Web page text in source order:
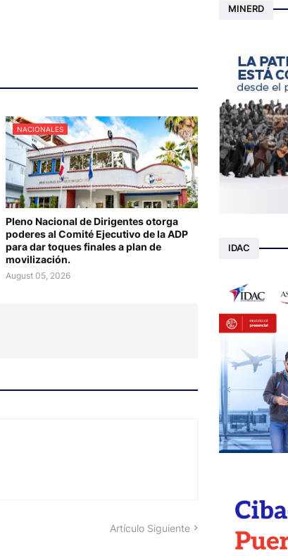
NACIONALES
Pleno Nacional de Dirigentes otorga
poderes al Comité Ejecutivo de la ADP
para dar toques finales a plan de
movilización.
August 05, 2026
Artículo Siguiente
MINERD
IDAC